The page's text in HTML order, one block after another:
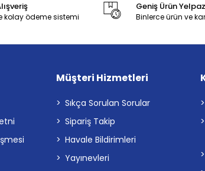
kolay ödeme sistemi
Geniş Ürün
Binlerce ürün ve
Müşteri Hizmetleri
Sıkça Sorulan Sorular
Sipariş Takip
Havale Bildirimleri
Yayınevleri